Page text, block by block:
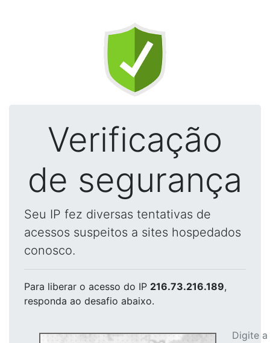
Verificação
de segurança
Seu IP fez diversas tentativas de
acessos suspeitos a sites hospedados
conosco.
Para liberar o acesso do IP 216.73.216.189,
responda ao desafio abaixo.
Digite